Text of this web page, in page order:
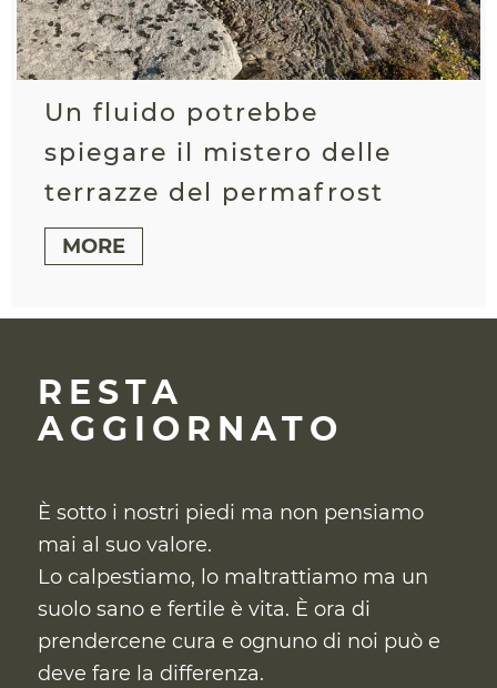
Un fluido potrebbe
spiegare il mistero delle
terrazze del permafrost
MORE
RESTA
AGGIORNATO
È sotto i nostri piedi ma non pensiamo
mai al suo valore.
Lo calpestiamo, lo maltrattiamo ma un
suolo sano e fertile è vita. È ora di
prendercene cura e ognuno di noi può e
deve fare la differenza.